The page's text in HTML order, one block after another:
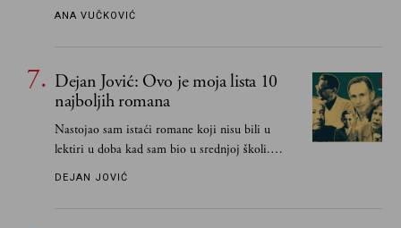
ANA VUČKOVIĆ
Dejan Jović: Ovo je moja lista 10
najboljih romana
Nastojao sam istaći romane koji nisu bili u
lektiri u doba kad sam bio u srednjoj školi.
Smatrao sam da su "klasici" već dovoljno
DEJAN JOVIĆ